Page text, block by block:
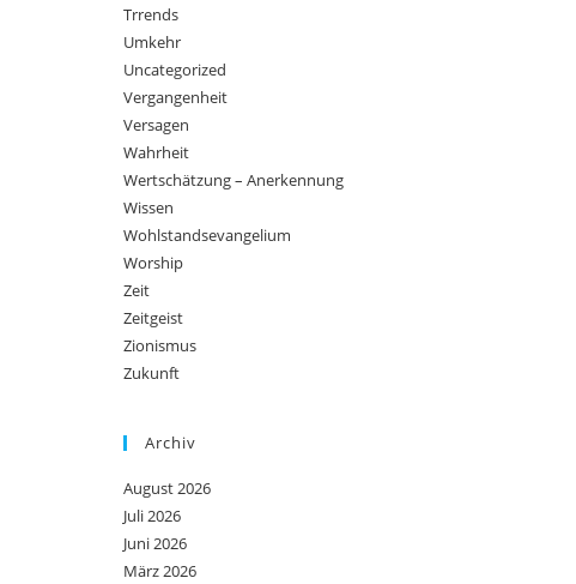
Trrends
Umkehr
Uncategorized
Vergangenheit
Versagen
Wahrheit
Wertschätzung – Anerkennung
Wissen
Wohlstandsevangelium
Worship
Zeit
Zeitgeist
Zionismus
Zukunft
Archiv
August 2026
Juli 2026
Juni 2026
März 2026